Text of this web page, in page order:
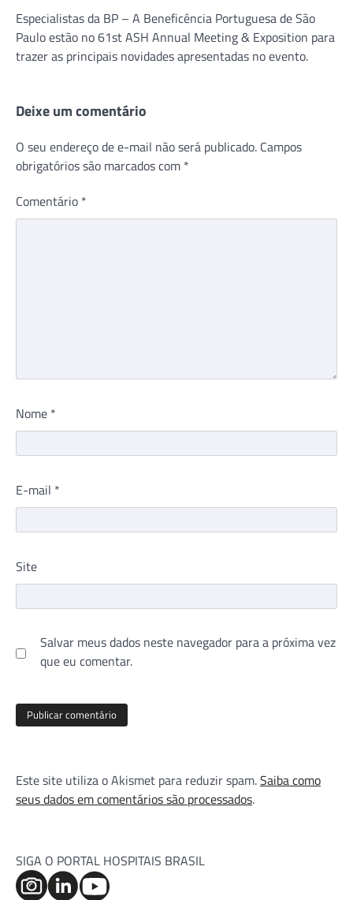
Especialistas da BP – A Beneficência Portuguesa de São
Paulo estão no 61st ASH Annual Meeting & Exposition para
trazer as principais novidades apresentadas no evento.
Deixe um comentário
O seu endereço de e-mail não será publicado. Campos
obrigatórios são marcados com *
Comentário *
Nome *
E-mail *
Site
Salvar meus dados neste navegador para a próxima vez
que eu comentar.
Este site utiliza o Akismet para reduzir spam.Saiba como
seus dados em comentários são processados.
SIGA O PORTAL HOSPITAIS BRASIL